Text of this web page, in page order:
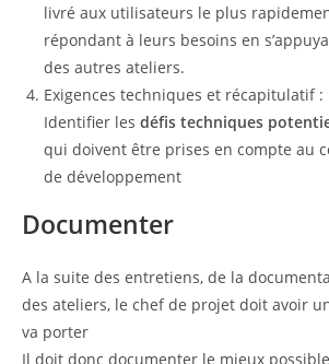
livré aux utilisateurs le plus
répondant à leurs besoins en
des autres ateliers.
Exigences techniques et récapitulatif :
Identifier les défis techniques
qui doivent être prises en compte au
de développement
Documenter
A la suite des entretiens, de la
des ateliers, le chef de projet doit avoir
va porter
Il doit donc documenter le mieux